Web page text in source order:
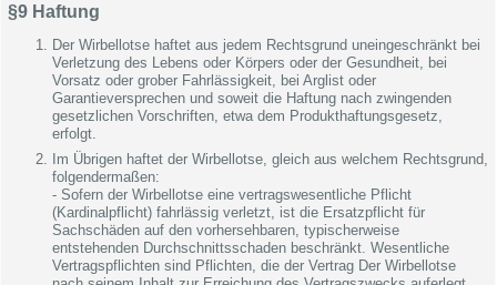
§9 Haftung
Der Wirbellotse haftet aus jedem Rechtsgrund uneingeschränkt bei
Verletzung des Lebens oder Körpers oder der Gesundheit, bei
Vorsatz oder grober Fahrlässigkeit, bei Arglist oder
Garantieversprechen und soweit die Haftung nach zwingenden
gesetzlichen Vorschriften, etwa dem Produkthaftungsgesetz,
erfolgt.
Im Übrigen haftet der Wirbellotse, gleich aus welchem Rechtsgrund,
folgendermaßen:
- Sofern der Wirbellotse eine vertragswesentliche Pflicht
(Kardinalpflicht) fahrlässig verletzt, ist die Ersatzpflicht für
Sachschäden auf den vorhersehbaren, typischerweise
entstehenden Durchschnittsschaden beschränkt. Wesentliche
Vertragspflichten sind Pflichten, die der Vertrag Der Wirbellotse